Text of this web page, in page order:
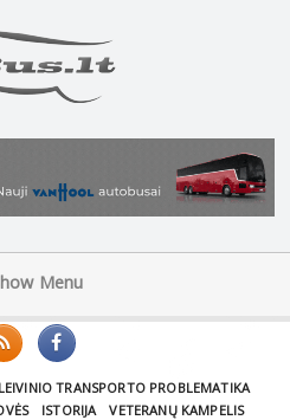
Menu
TRANSPORTO PROBLEMATIKA
ISTORIJA
VETERANŲ KAMPELIS